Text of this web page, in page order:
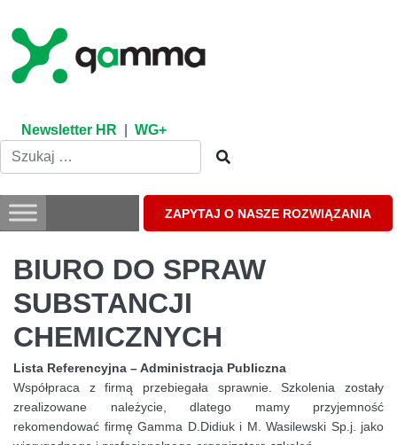
content
Newsletter HR WG+
ZAPYTAJ O NASZE ROZWIĄZANIA
BIURO DO SPRAW
SUBSTANCJI
CHEMICZNYCH
Lista Referencyjna – Administracja Publiczna
Współpraca z firmą przebiegała sprawnie. Szkolenia zostały
zrealizowane należycie, dlatego mamy przyjemność
rekomendować firmę Gamma D.Didiuk i M. Wasilewski Sp.j. jako